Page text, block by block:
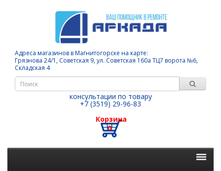
Адреса магазинов в Магнитогорске на карте:
Грязнова 24/1, Советская 9, ул. Советская 160а ТЦ7 ворота №6,
Складская 4
консультации по товару
+7 (3519) 29-96-83
Корзина
0